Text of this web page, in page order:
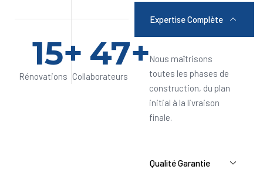
Rénovations
15+
Collaborateurs
47+
Expertise Complète
Nous maîtrisons
toutes les phases de
construction, du plan
initial à la livraison
finale.
Qualité Garantie